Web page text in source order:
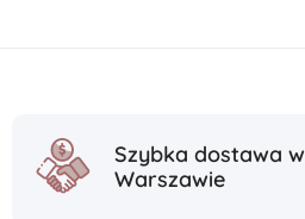
Szybka dostawa w
Warszawie